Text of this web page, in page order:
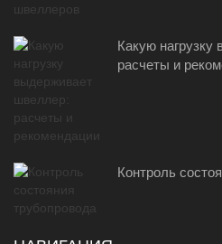
Какую
расчеты и
Контроль